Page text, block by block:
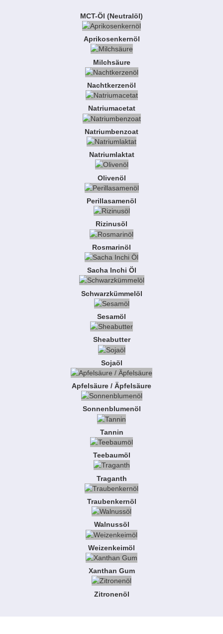
MCT-Öl (Neutralöl)
Aprikosenkernöl
Milchsäure
Nachtkerzenöl
Natriumacetat
Natriumbenzoat
Natriumlaktat
Olivenöl
Perillasamenöl
Rizinusöl
Rosmarinöl
Sacha Inchi Öl
Schwarzkümmelöl
Sesamöl
Sheabutter
Sojaöl
Apfelsäure / Äpfelsäure
Sonnenblumenöl
Tannin
Teebaumöl
Traganth
Traubenkernöl
Walnussöl
Weizenkeimöl
Xanthan Gum
Zitronenöl